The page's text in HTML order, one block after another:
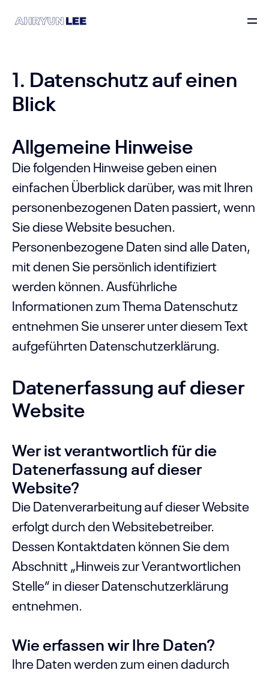
1. Datenschutz auf einen
Blick
Allgemeine Hinweise
Die folgenden Hinweise geben einen
einfachen Überblick darüber, was mit Ihren
personenbezogenen Daten passiert, wenn
Sie diese Website besuchen.
Personenbezogene Daten sind alle Daten,
mit denen Sie persönlich identifiziert
werden können. Ausführliche
Informationen zum Thema Datenschutz
entnehmen Sie unserer unter diesem Text
aufgeführten Datenschutzerklärung.
Datenerfassung auf dieser
Website
Wer ist verantwortlich für die
Datenerfassung auf dieser
Website?
Die Datenverarbeitung auf dieser Website
erfolgt durch den Websitebetreiber.
Dessen Kontaktdaten können Sie dem
Abschnitt „Hinweis zur Verantwortlichen
Stelle“ in dieser Datenschutzerklärung
entnehmen.
Wie erfassen wir Ihre Daten?
Ihre Daten werden zum einen dadurch